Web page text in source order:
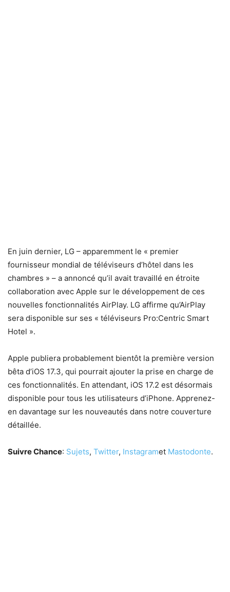
En juin dernier, LG – apparemment le « premier
fournisseur mondial de téléviseurs d’hôtel dans les
chambres » – a annoncé qu’il avait travaillé en étroite
collaboration avec Apple sur le développement de ces
nouvelles fonctionnalités AirPlay. LG affirme qu’AirPlay
sera disponible sur ses « téléviseurs Pro:Centric Smart
Hotel ».
Apple publiera probablement bientôt la première version
bêta d’iOS 17.3, qui pourrait ajouter la prise en charge de
ces fonctionnalités. En attendant, iOS 17.2 est désormais
disponible pour tous les utilisateurs d’iPhone. Apprenez-
en davantage sur les nouveautés dans notre couverture
détaillée.
Suivre Chance: Sujets, Twitter, Instagramet Mastodonte.